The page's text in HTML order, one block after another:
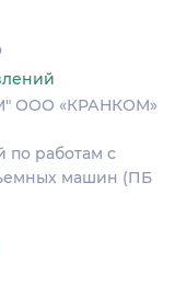
ООО «КРАНКОМ»
по работам с
машин (ПБ